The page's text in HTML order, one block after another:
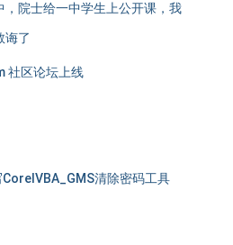
，院士给一中学生上公开课，我
诲了
社区论坛上线
CorelVBA_GMS清除密码工具